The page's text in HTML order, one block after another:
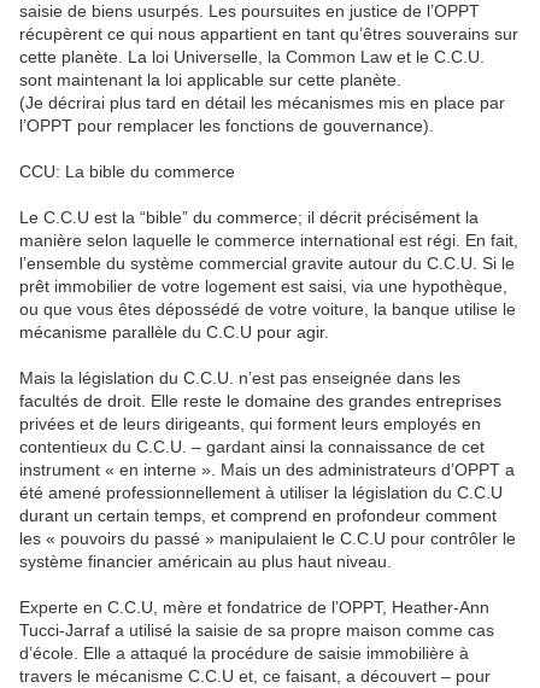
saisie de biens usurpés. Les poursuites en justice de l’OPPT
récupèrent ce qui nous appartient en tant qu’êtres souverains sur
cette planète. La loi Universelle, la Common Law et le C.C.U.
sont maintenant la loi applicable sur cette planète.
(Je décrirai plus tard en détail les mécanismes mis en place par
l’OPPT pour remplacer les fonctions de gouvernance).
CCU: La bible du commerce
Le C.C.U est la “bible” du commerce; il décrit précisément la
manière selon laquelle le commerce international est régi. En fait,
l’ensemble du système commercial gravite autour du C.C.U. Si le
prêt immobilier de votre logement est saisi, via une hypothèque,
ou que vous êtes dépossédé de votre voiture, la banque utilise le
mécanisme parallèle du C.C.U pour agir.
Mais la législation du C.C.U. n’est pas enseignée dans les
facultés de droit. Elle reste le domaine des grandes entreprises
privées et de leurs dirigeants, qui forment leurs employés en
contentieux du C.C.U. – gardant ainsi la connaissance de cet
instrument « en interne ». Mais un des administrateurs d’OPPT a
été amené professionnellement à utiliser la législation du C.C.U
durant un certain temps, et comprend en profondeur comment
les « pouvoirs du passé » manipulaient le C.C.U pour contrôler le
système financier américain au plus haut niveau.
Experte en C.C.U, mère et fondatrice de l’OPPT, Heather-Ann
Tucci-Jarraf a utilisé la saisie de sa propre maison comme cas
d’école. Elle a attaqué la procédure de saisie immobilière à
travers le mécanisme C.C.U et, ce faisant, a découvert – pour